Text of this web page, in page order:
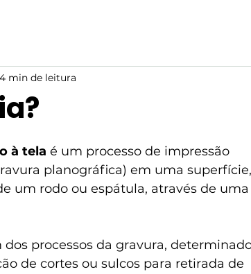
4 min de leitura
à tela é um processo de impressão
planográfica) em uma
um rodo ou espátula, através de uma
processos da gravura,
de cortes ou sulcos para retirada de